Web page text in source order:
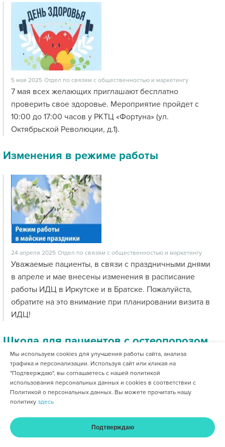
5 мая 2025 Отдел по связям с общественностью и маркетингу
7 мая всех желающих приглашают бесплатно
проверить свое здоровье. Мероприятие пройдет с
10:00 до 17:00 часов у РКТЦ «Фортуна» (ул.
Октябрьской Революции, д.1).
Изменения в режиме работы
24 апреля 2025 Отдел по связям с общественностью и маркетингу
Уважаемые пациенты, в связи с праздничными днями
в апреле и мае внесены изменения в расписание
работы ИДЦ в Иркутске и в Братске. Пожалуйста,
обратите на это внимание при планировании визита в
ИДЦ!
Школа для пациентов с остеопорозом
17 апреля 2025 Отдел по связям с общественностью и маркетингу
Главная Услуги и цены Оплата Кабинет
Мы используем cookies для улучшения работы сайта, анализа
трафика и персонализации. Используя сайт или кликая на
"Подтверждаю", вы соглашаетесь с нашей политикой
использования персональных данных и cookies в соответствии с
Политикой о персональных данных. Вы можете прочитать нашу
политику здесь
Подтверждаю